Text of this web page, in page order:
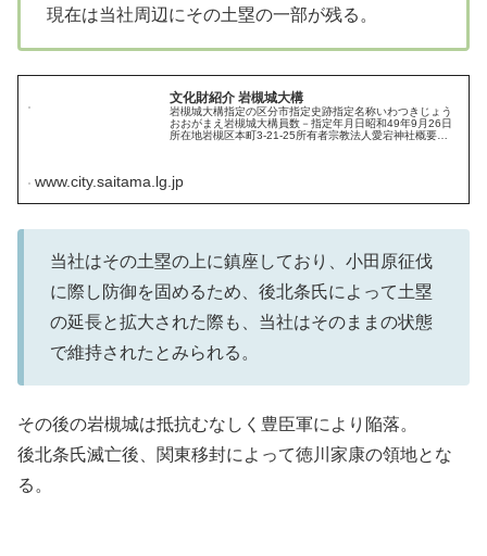
現在は当社周辺にその土塁の一部が残る。
文化財紹介 岩槻城大構
岩槻城大構指定の区分市指定史跡指定名称いわつきじょう
おおがまえ岩槻城大構員数－指定年月日昭和49年9月26日
所在地岩槻区本町3-21-25所有者宗教法人愛宕神社概要大
www.city.saitama.lg.jp
当社はその土塁の上に鎮座しており、小田原征伐
に際し防御を固めるため、後北条氏によって土塁
の延長と拡大された際も、当社はそのままの状態
で維持されたとみられる。
その後の岩槻城は抵抗むなしく豊臣軍により陥落。
後北条氏滅亡後、関東移封によって徳川家康の領地とな
る。